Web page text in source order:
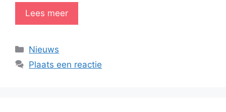
Lees meer
Categorieën
Nieuws
Plaats een reactie